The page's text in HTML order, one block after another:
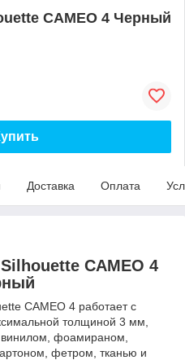
CAMEO 4 Черный
Доставка Оплата
CAMEO 4
CAMEO 4 работает с
толщиной 3 мм,
фоамираном,
фетром, тканью и